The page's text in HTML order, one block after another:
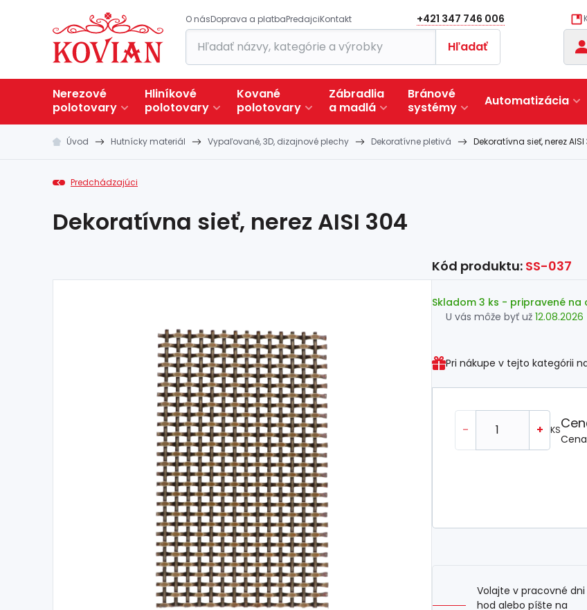
O násDoprava a platbaPredajciKontakt +421 347 746 006
Hľadať
Nerezové
polotovary
Hliníkové
polotovary
Kované
polotovary
Zábradlia
a madlá
Bránové
systémy
Automatizácia
Úvod Hutnícky materiál Vypaľované, 3D, dizajnové plechy Dekoratívne pletivá Dekoratívna sieť, nerez AISI
Predchádzajúci
Dekoratívna sieť, nerez AISI 304
Kód produktu: SS-037
Skladom 3 ks - pripravené na
U vás môže byť už 12.08.2026
Pri nákupe v tejto kategórii
- + KS
Volajte v pracovné dni
hod alebo píšte na